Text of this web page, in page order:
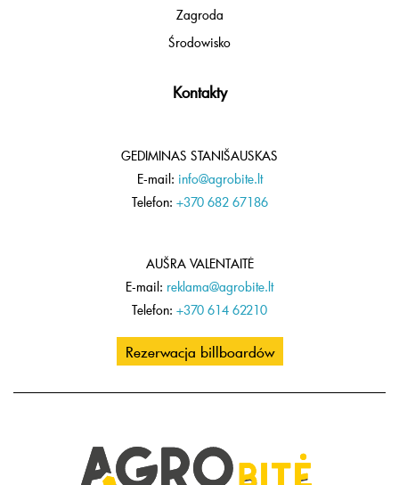
Zagroda
Środowisko
Kontakty
GEDIMINAS STANIŠAUSKAS
E-mail: info@agrobite.lt
Telefon: +370 682 67186
AUŠRA VALENTAITĖ
E-mail: reklama@agrobite.lt
Telefon: +370 614 62210
Rezerwacja billboardów